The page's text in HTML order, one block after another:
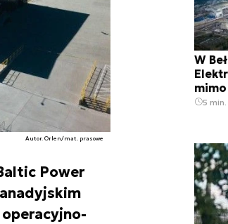
Autor. Orlen/mat. prasowe
Power
W
5 min.